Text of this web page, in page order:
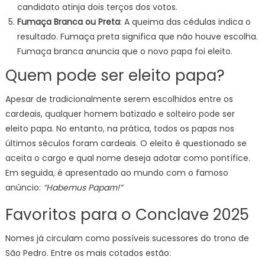
candidato atinja dois terços dos votos.
Fumaça Branca ou Preta: A queima das cédulas indica o
resultado. Fumaça preta significa que não houve escolha.
Fumaça branca anuncia que o novo papa foi eleito.
Quem pode ser eleito papa?
Apesar de tradicionalmente serem escolhidos entre os
cardeais, qualquer homem batizado e solteiro pode ser
eleito papa. No entanto, na prática, todos os papas nos
últimos séculos foram cardeais. O eleito é questionado se
aceita o cargo e qual nome deseja adotar como pontífice.
Em seguida, é apresentado ao mundo com o famoso
anúncio: “Habemus Papam!”
Favoritos para o Conclave 2025
Nomes já circulam como possíveis sucessores do trono de
São Pedro. Entre os mais cotados estão: